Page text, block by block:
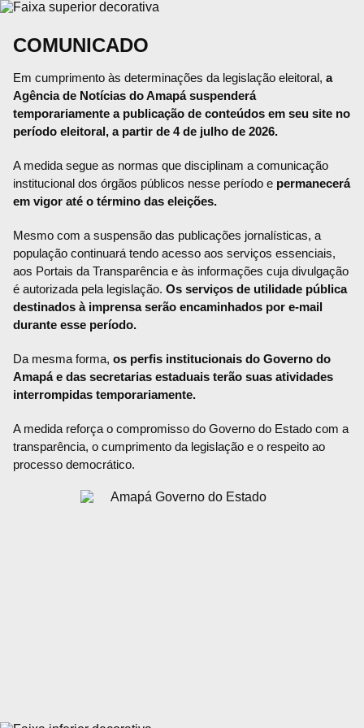
COMUNICADO
Em cumprimento às determinações da legislação eleitoral, a
Agência de Notícias do Amapá suspenderá
temporariamente a publicação de conteúdos em seu site no
período eleitoral, a partir de 4 de julho de 2026.
A medida segue as normas que disciplinam a comunicação
institucional dos órgãos públicos nesse período e permanecerá
em vigor até o término das eleições.
Mesmo com a suspensão das publicações jornalísticas, a
população continuará tendo acesso aos serviços essenciais,
aos Portais da Transparência e às informações cuja divulgação
é autorizada pela legislação. Os serviços de utilidade pública
destinados à imprensa serão encaminhados por e-mail
durante esse período.
Da mesma forma, os perfis institucionais do Governo do
Amapá e das secretarias estaduais terão suas atividades
interrompidas temporariamente.
A medida reforça o compromisso do Governo do Estado com a
transparência, o cumprimento da legislação e o respeito ao
processo democrático.